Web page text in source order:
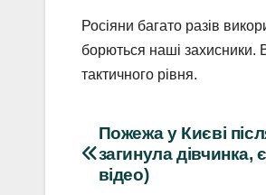
Росіяни багато разів
борються наші захисники.
тактичного рівня.
Навігація
записів
Пожежа у Києві
загинула дівчинка,
відео)